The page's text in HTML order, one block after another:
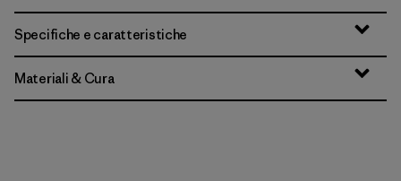
Specifiche e caratteristiche
Materiali & Cura